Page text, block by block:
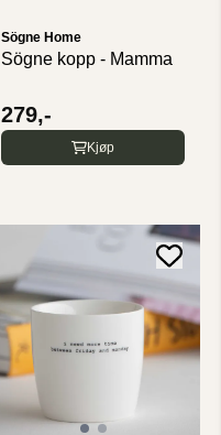
Sögne Home
Sögne kopp - Mamma
279,-
Kjøp